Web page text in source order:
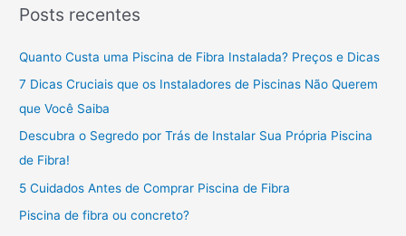
q
a
r
p
o
r
Posts recentes
Quanto Custa uma Piscina de Fibra Instalada? Preços e Dicas
7 Dicas Cruciais que os Instaladores de Piscinas Não Querem
que Você Saiba
Descubra o Segredo por Trás de Instalar Sua Própria Piscina
de Fibra!
5 Cuidados Antes de Comprar Piscina de Fibra
Piscina de fibra ou concreto?